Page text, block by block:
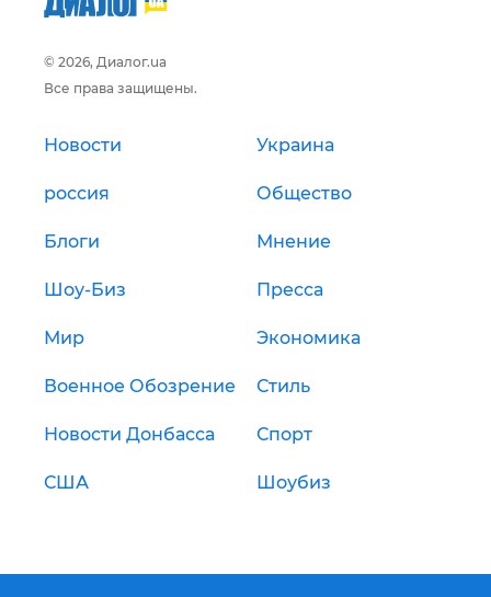
© 2026, Диалог.ua
Все права защищены.
Новости Украина
россия Общество
Блоги Мнение
Шоу-Биз Пресса
Мир Экономика
Военное Обозрение Стиль
Новости Донбасса Спорт
США Шоубиз